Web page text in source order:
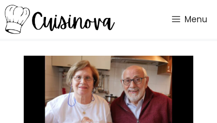
Vai
al
contenuto
Menu